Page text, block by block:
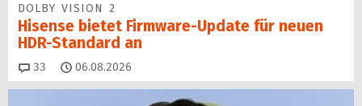
DOLBY VISION 2
Hisense bietet Firmware-Update für neuen
HDR-Standard an
33 Kommentare
06.08.2026